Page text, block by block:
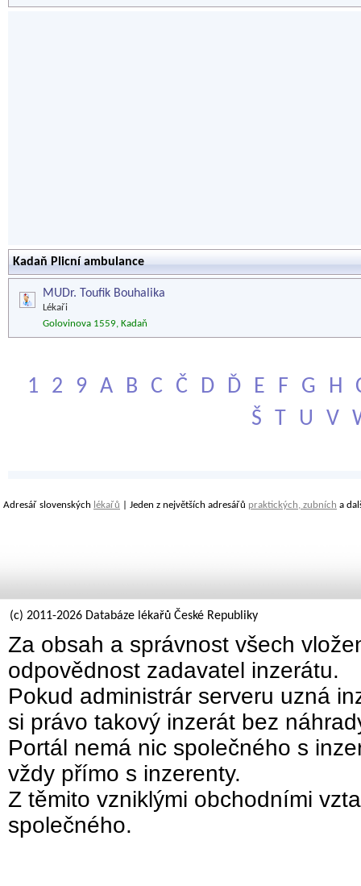
Kadaň Plicní ambulance
MUDr. Toufik Bouhalika
Lékaři
Golovinova 1559, Kadaň
1 2 9 A B C Č D Ď E F G H
Š
T U V
Adresář slovenských lékařů | Jeden z největších adresářů praktických, zubních a
(c) 2011-2026 Databáze lékařů České Republiky
Za obsah a správnost všech
odpovědnost zadavatel inzerátu.
Pokud administrár serveru uzná
si právo takový inzerát bez
Portál nemá nic společného s
vždy přímo s inzerenty.
Z těmito vzniklými obchodními
společného.